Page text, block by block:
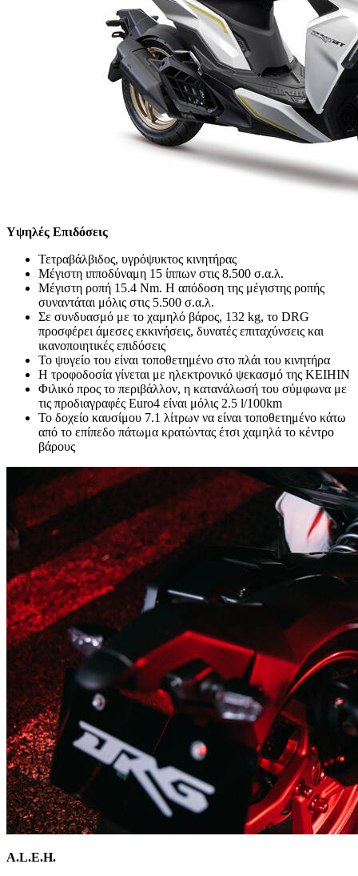
Υψηλές Επιδόσεις
Τετραβάλβιδος, υγρόψυκτος κινητήρας
Μέγιστη ιπποδύναμη 15 ίππων στις 8.500 σ.α.λ.
Μέγιστη ροπή 15.4 Nm. Η απόδοση της μέγιστης ροπής
συναντάται μόλις στις 5.500 σ.α.λ.
Σε συνδυασμό με το χαμηλό βάρος, 132 kg, το DRG
προσφέρει άμεσες εκκινήσεις, δυνατές επιταχύνσεις και
ικανοποιητικές επιδόσεις
Το ψυγείο του είναι τοποθετημένο στο πλάι του κινητήρα
Η τροφοδοσία γίνεται με ηλεκτρονικό ψεκασμό της KEIHIN
Φιλικό προς το περιβάλλον, η κατανάλωσή του σύμφωνα με
τις προδιαγραφές Euro4 είναι μόλις 2.5 l/100km
Το δοχείο καυσίμου 7.1 λίτρων να είναι τοποθετημένο κάτω
από το επίπεδο πάτωμα κρατώντας έτσι χαμηλά το κέντρο
βάρους
A.L.E.H.